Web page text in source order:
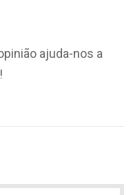
ajuda-nos a